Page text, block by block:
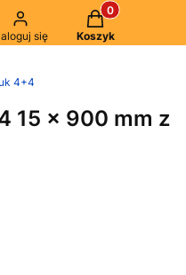
się
Produkty w
Koszyk
4+4
15 x 900 mm z